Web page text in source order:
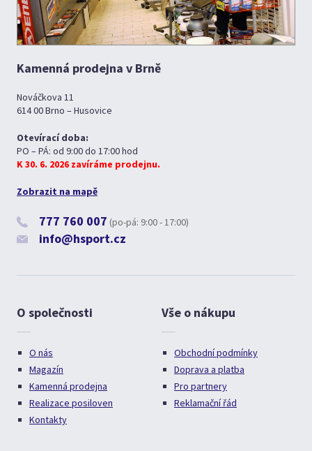
Kamenná prodejna v Brně
Nováčkova 11
614 00 Brno – Husovice
Otevírací doba:
PO – PÁ: od 9:00 do 17:00 hod
K 30. 6. 2026 zavíráme prodejnu.
Zobrazit na mapě
777 760 007 (po-pá: 9:00 - 17:00)
info@hsport.cz
O společnosti
O nás
Magazín
Kamenná prodejna
Realizace posiloven
Kontakty
Vše o nákupu
Obchodní podmínky
Doprava a platba
Pro partnery
Reklamační řád